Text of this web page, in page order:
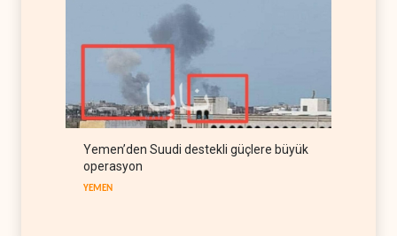
Yemen’den Suudi destekli güçlere büyük
operasyon
YEMEN